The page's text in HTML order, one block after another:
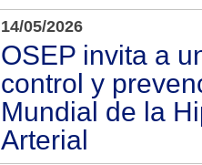
14/05/2026
OSEP invita a
control y
Mundial de la
Arterial